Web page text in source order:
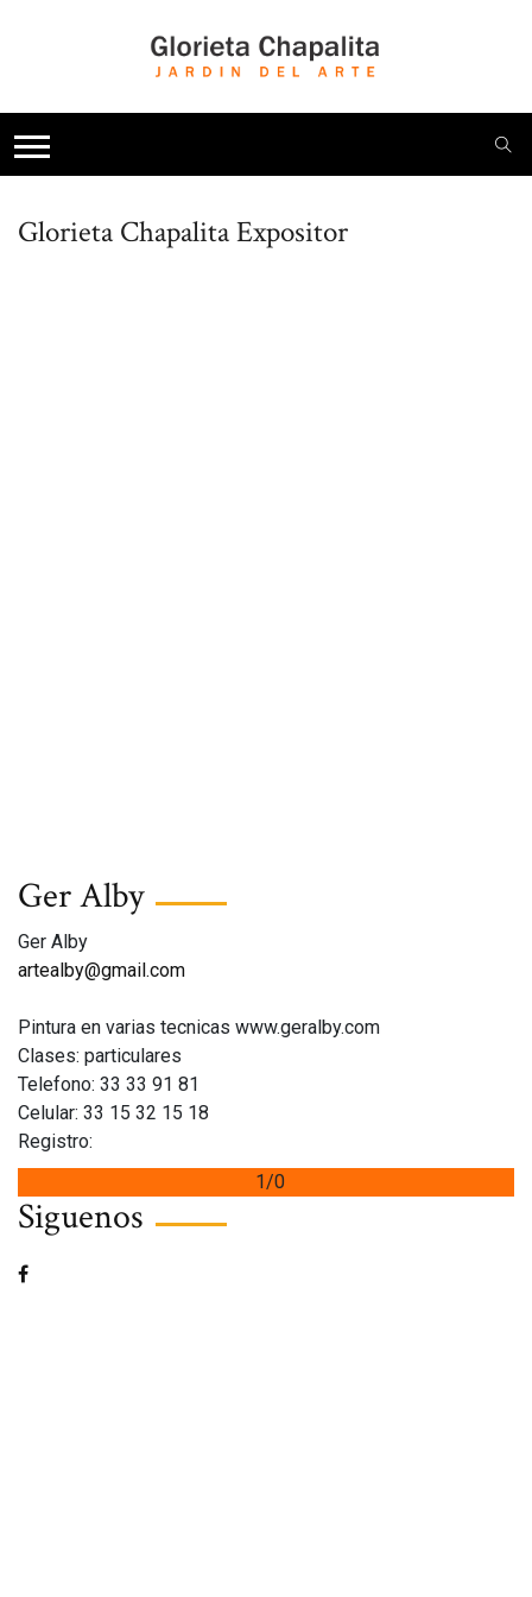
Glorieta ChapalitaExpositor
Ger Alby
Ger Alby
artealby@gmail.com
Pintura en varias tecnicas www.geralby.com
Clases: particulares
Telefono: 33 33 91 81
Celular: 33 15 32 15 18
Registro:
1/0
Siguenos